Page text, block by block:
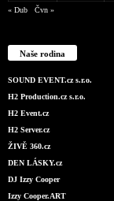
« Dub Čvn »
Naše rodina
SOUND EVENT.cz s.r.o.
H2 Production.cz s.r.o.
H2 Event.cz
H2 Server.cz
ŽIVĚ 360.cz
DEN LÁSKY.cz
DJ Izzy Cooper
Izzy Cooper.ART